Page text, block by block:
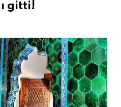
gitti!